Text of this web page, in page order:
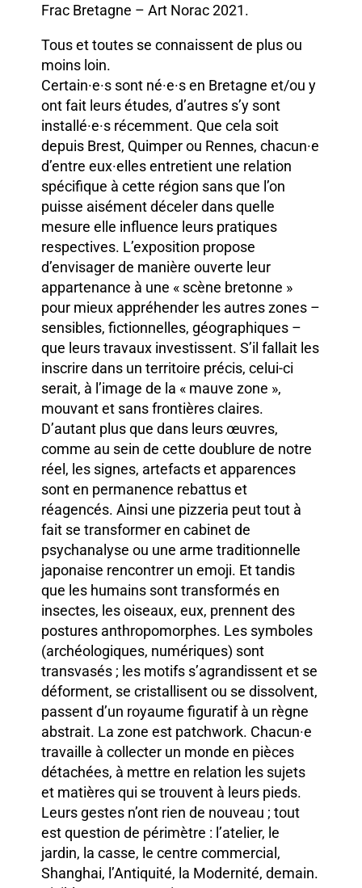
Frac Bretagne – Art Norac 2021.
Tous et toutes se connaissent de plus ou
moins loin.
Certain·e·s sont né·e·s en Bretagne et/ou y
ont fait leurs études, d’autres s’y sont
installé·e·s récemment. Que cela soit
depuis Brest, Quimper ou Rennes, chacun·e
d’entre eux·elles entretient une relation
spécifique à cette région sans que l’on
puisse aisément déceler dans quelle
mesure elle influence leurs pratiques
respectives. L’exposition propose
d’envisager de manière ouverte leur
appartenance à une « scène bretonne »
pour mieux appréhender les autres zones –
sensibles, fictionnelles, géographiques –
que leurs travaux investissent. S’il fallait les
inscrire dans un territoire précis, celui-ci
serait, à l’image de la « mauve zone »,
mouvant et sans frontières claires.
D’autant plus que dans leurs œuvres,
comme au sein de cette doublure de notre
réel, les signes, artefacts et apparences
sont en permanence rebattus et
réagencés. Ainsi une pizzeria peut tout à
fait se transformer en cabinet de
psychanalyse ou une arme traditionnelle
japonaise rencontrer un emoji. Et tandis
que les humains sont transformés en
insectes, les oiseaux, eux, prennent des
postures anthropomorphes. Les symboles
(archéologiques, numériques) sont
transvasés ; les motifs s’agrandissent et se
déforment, se cristallisent ou se dissolvent,
passent d’un royaume figuratif à un règne
abstrait. La zone est patchwork. Chacun·e
travaille à collecter un monde en pièces
détachées, à mettre en relation les sujets
et matières qui se trouvent à leurs pieds.
Leurs gestes n’ont rien de nouveau ; tout
est question de périmètre : l’atelier, le
jardin, la casse, le centre commercial,
Shanghai, l’Antiquité, la Modernité, demain.